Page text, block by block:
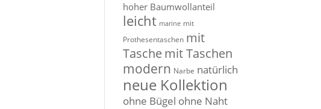
hoher Baumwollanteil
leicht marine mit
Prothesentaschen mit
Taschemit Taschen
modern Narbe natürlich
neue Kollektion
ohne Bügel ohne Naht